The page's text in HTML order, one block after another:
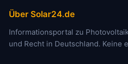
Über Solar24.de
Informationsportal zu
und Recht in Deutschland. Keine